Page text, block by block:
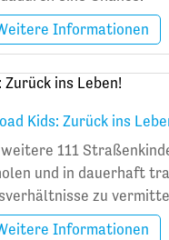
Informationen
Kids: Zurück ins
weitere 111
und in dauerhaft
zu
Informationen